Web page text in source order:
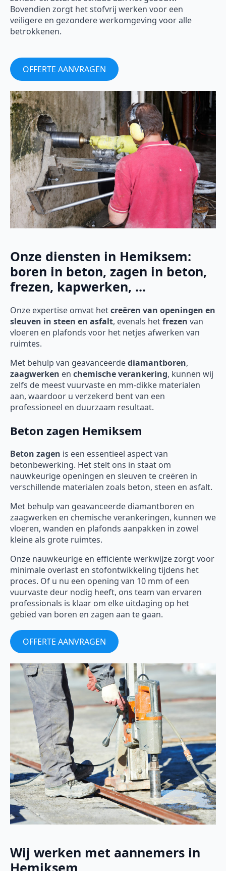
Bovendien zorgt het stofvrij werken voor een
veiligere en gezondere werkomgeving voor alle
betrokkenen.
OFFERTE AANVRAGEN
Onze diensten in Hemiksem:
boren in beton, zagen in beton,
frezen, kapwerken, ...
Onze expertise omvat hetcreëren van openingen en
sleuven in steen en asfalt, evenals hetfrezen van
vloeren en plafonds voor het netjes afwerken van
ruimtes.
Met behulp van geavanceerdediamantboren,
zaagwerken en chemische verankering, kunnen wij
zelfs de meest vuurvaste en mm-dikke materialen
aan, waardoor u verzekerd bent van een
professioneel en duurzaam resultaat.
Beton zagen Hemiksem
Beton zagen is een essentieel aspect van
betonbewerking. Het stelt ons in staat om
nauwkeurige openingen en sleuven te creëren in
verschillende materialen zoals beton, steen en asfalt.
Met behulp van geavanceerde diamantboren en
zaagwerken en chemische verankeringen, kunnen we
vloeren, wanden en plafonds aanpakken in zowel
kleine als grote ruimtes.
Onze nauwkeurige en efficiënte werkwijze zorgt voor
minimale overlast en stofontwikkeling tijdens het
proces. Of u nu een opening van 10 mm of een
vuurvaste deur nodig heeft, ons team van ervaren
professionals is klaar om elke uitdaging op het
gebied van boren en zagen aan te gaan.
OFFERTE AANVRAGEN
Wij werken met aannemers in